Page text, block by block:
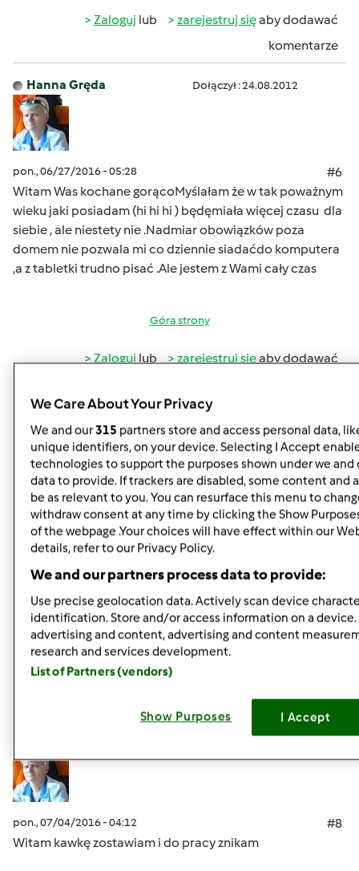
Zaloguj lub zarejestruj sięaby dodawać
komentarze
Hanna Gręda Dołączył : 24.08.2012
pon., 06/27/2016 - 05:28
#6
Witam Was kochane gorącoMyślałam że w tak poważnym
wieku jaki posiadam (hi hi hi ) będęmiała więcej czasu dla
siebie , ale niestety nie .Nadmiar obowiązków poza
domem nie pozwala mi co dziennie siadaćdo komputera
,a z tabletki trudno pisać .Ale jestem z Wami cały czas
Góra strony
Zaloguj lub zarejestruj sięaby dodawać
Hanna Gręda Dołączył : 24.08.2012
wt., 06/28/2016 - 05:29
#7
U mnie dziś mży i zrobiłosię leniwie -buro za to ja witam
Was gorąco
Góra strony
Zalogujlub
komentarze
Dołączył : 24.08.2012
pon., 07/04/2016 - 04:12
#8
Witam kawkę zostawiam i do pracy znikam
We Care About Your Privacy
We and our315 partners store and access personal data,
unique identifiers, on your device. Selecting I Accept
technologies to support the purposes shown under we and
data to provide. If trackers are disabled, some content and
be as relevant to you. You can resurface this menu to
withdraw consent at any time by clicking the Show
of the webpage .Your choices will have effect within our
details, refer to our Privacy Policy.
We and our partners process data to provide:
Use precise geolocation data. Actively scan device
identification. Store and/or access information on a device.
advertising and content, advertising and content
research and services development.
List of Partners (vendors)
Show Purposes I Accept